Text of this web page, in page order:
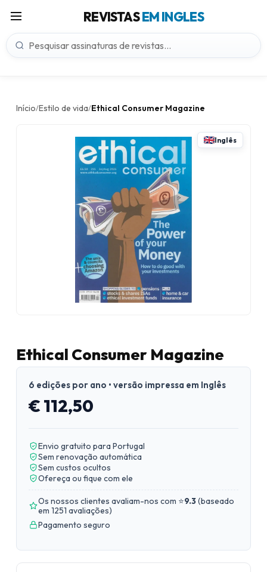
REVISTASEM INGLES
Início/Estilo de vida/Ethical Consumer Magazine
Inglês
Ethical Consumer Magazine
6 edições por ano • versão impressa em Inglês
€ 112,50
Envio gratuito para Portugal
Sem renovação automática
Sem custos ocultos
Ofereça ou fique com ele
Os nossos clientes avaliam-nos com ⭐9.3(baseado
em 1251 avaliações)
Pagamento seguro